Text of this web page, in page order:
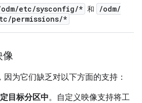
odm/etc/sysconfig/* 和 /odm/
/permissions/*
像
，因为它们缺乏对以下方面的支持：
目标分区中。自定义映像支持将工